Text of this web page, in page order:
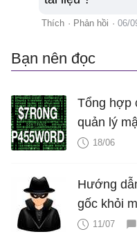
Thích · Phản hồi · 06/
Bạn nên đọc
Tổng hợp
quản lý
18/06
Hướng
gốc khỏi
11/07